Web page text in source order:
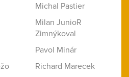
Michal Pastier
Milan JunioR
Zimnýkoval
Pavol Minár
Richard Marecek